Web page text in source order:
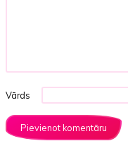
Vārds